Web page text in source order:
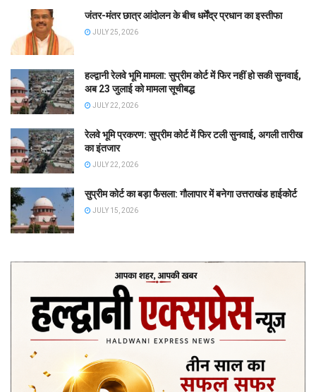
जंतर-मंतर छात्र आंदोलन के बीच धर्मेंद्र प्रधान का इस्तीफा
JULY 25, 2026
हल्द्वानी रेलवे भूमि मामला: सुप्रीम कोर्ट में फिर नहीं हो सकी सुनवाई,
अब 23 जुलाई को मामला सूचीबद्ध
JULY 22, 2026
रेलवे भूमि प्रकरण: सुप्रीम कोर्ट में फिर टली सुनवाई, अगली तारीख
का इंतजार
JULY 22, 2026
सुप्रीम कोर्ट का बड़ा फैसला: गौलापार में बनेगा उत्तराखंड हाईकोर्ट
JULY 15, 2026